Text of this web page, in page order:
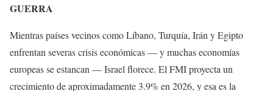
GUERRA
Mientras países vecinos como Líbano, Turquía, Irán y Egipto
enfrentan severas crisis económicas — y muchas economías
europeas se estancan — Israel florece. El FMI proyecta un
crecimiento de aproximadamente 3.9% en 2026, y esa es la